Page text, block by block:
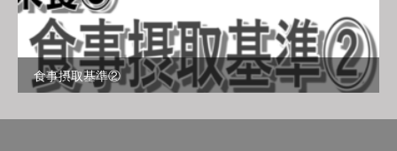
食事摂取基準②